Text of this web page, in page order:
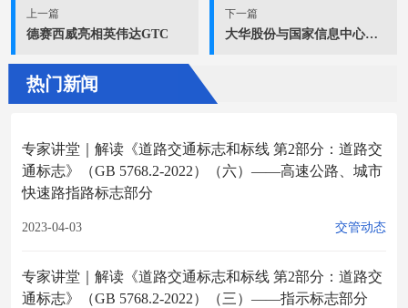
上一篇
德赛西威亮相英伟达GTC
下一篇
大华股份与国家信息中心签署战略合作协议
热门新闻
专家讲堂｜解读《道路交通标志和标线 第2部分：道路交
通标志》（GB 5768.2-2022）（六）——高速公路、城市
快速路指路标志部分
2023-04-03 交管动态
专家讲堂｜解读《道路交通标志和标线 第2部分：道路交
通标志》（GB 5768.2-2022）（三）——指示标志部分